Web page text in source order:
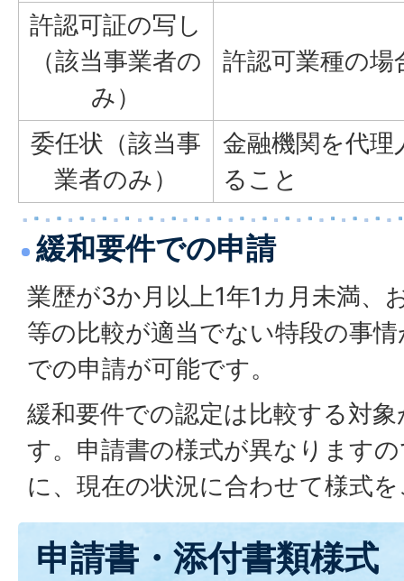
許認可証の写し
（該当事業者の
み）
許認可業種の
委任状（該当事
業者のみ）
金融機関を代
ること
緩和要件での申請
業歴が3か月以上1年1カ月未満、
等の比較が適当でない特段の事
での申請が可能です。
緩和要件での認定は比較する対
す。申請書の様式が異なります
に、現在の状況に合わせて様式
申請書・添付書類様式